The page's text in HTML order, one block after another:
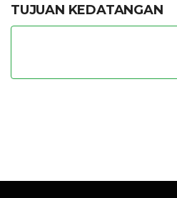
TUJUAN KEDATANGAN